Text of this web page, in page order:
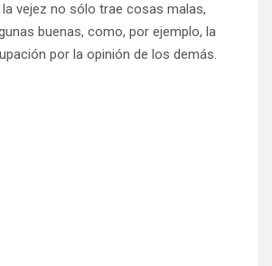
la vejez no sólo trae cosas malas,
buenas, como, por ejemplo, la
por la opinión de los demás.